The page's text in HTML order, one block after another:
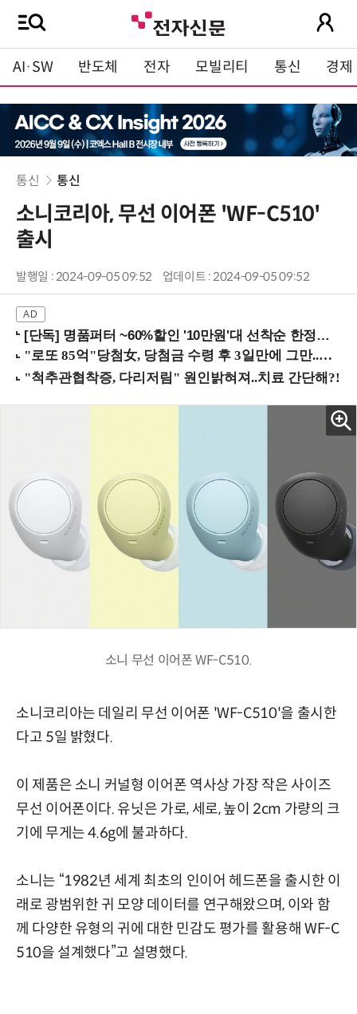
AI·SW 반도체 전자 모빌리티 통신 경제
통신 통신
소니코리아, 무선 이어폰 'WF-C510'
출시
발행일 : 2024-09-05 09:52 업데이트 : 2024-09-05 09:52
[단독] 명품퍼터 ~60%할인 '10만원'대 선착순 한정판매!
소니 무선 이어폰 WF-C510.
소니코리아는 데일리 무선 이어폰 'WF-C510'을 출시한
다고 5일 밝혔다.
이 제품은 소니 커널형 이어폰 역사상 가장 작은 사이즈
무선 이어폰이다. 유닛은 가로, 세로, 높이 2cm 가량의 크
기에 무게는 4.6g에 불과하다.
소니는 “1982년 세계 최초의 인이어 헤드폰을 출시한 이
래로 광범위한 귀 모양 데이터를 연구해왔으며, 이와 함
께 다양한 유형의 귀에 대한 민감도 평가를 활용해 WF-C
510을 설계했다”고 설명했다.